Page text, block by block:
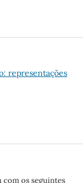
representações
os seguintes